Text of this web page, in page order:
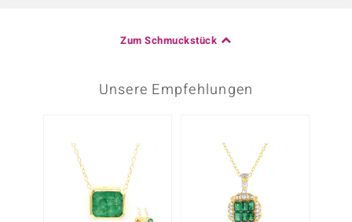
Zum Schmuckstück
Unsere Empfehlungen